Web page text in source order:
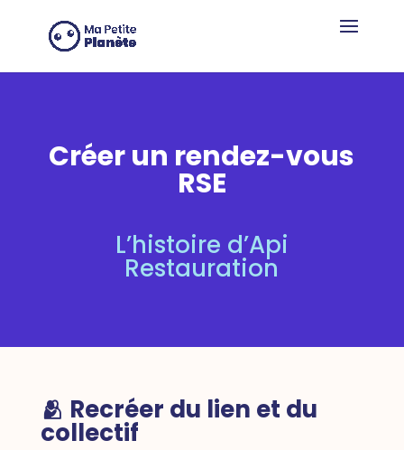
Créer un rendez-vous
RSE
L’histoire d’Api
Restauration
🫂 Recréer du lien et du
collectif